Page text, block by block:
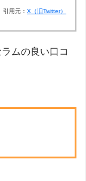
引用元： X（旧Twitter）
ムの良い口コ